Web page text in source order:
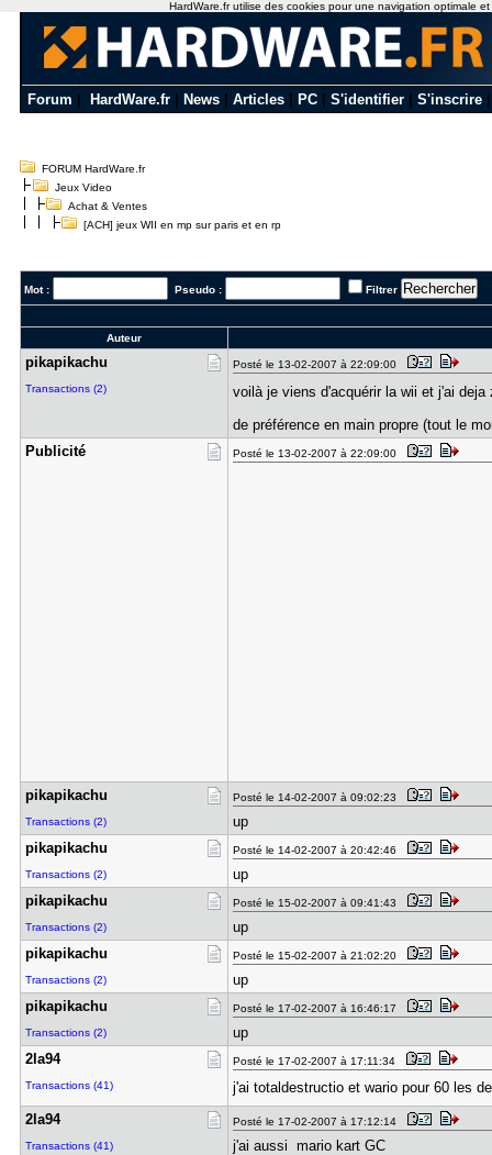
Forum HardWare.fr News Articles PC S'identifier S'inscrire
FORUM HardWare.fr
Jeux Video
Achat & Ventes
[ACH] jeux WII en mp sur paris et en rp
Mot : Pseudo : Filtrer
Auteur
pikapikach​u
Transactions (2)
Posté le 13-02-2007 à 22:09:00
voilà je viens d'acquérir la wii et j'ai
de préférence en main propre (tout le
Publicité
Posté le 13-02-2007 à 22:09:00
pikapikach​u
Transactions (2)
Posté le 14-02-2007 à 09:02:23
up
pikapikach​u
Transactions (2)
Posté le 14-02-2007 à 20:42:46
up
pikapikach​u
Transactions (2)
Posté le 15-02-2007 à 09:41:43
up
pikapikach​u
Transactions (2)
Posté le 15-02-2007 à 21:02:20
up
pikapikach​u
Transactions (2)
Posté le 17-02-2007 à 16:46:17
up
2la94
Transactions (41)
Posté le 17-02-2007 à 17:11:34
j'ai totaldestructio et wario pour 60 les
2la94
Transactions (41)
Posté le 17-02-2007 à 17:12:14
j'ai aussi mario kart GC
HardWare.fr utilise des cookies pour une navigation optimale